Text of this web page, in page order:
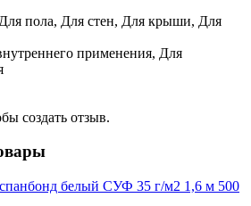
Для пола, Для стен, Для крыши, Для
применения, Для
создать отзыв.